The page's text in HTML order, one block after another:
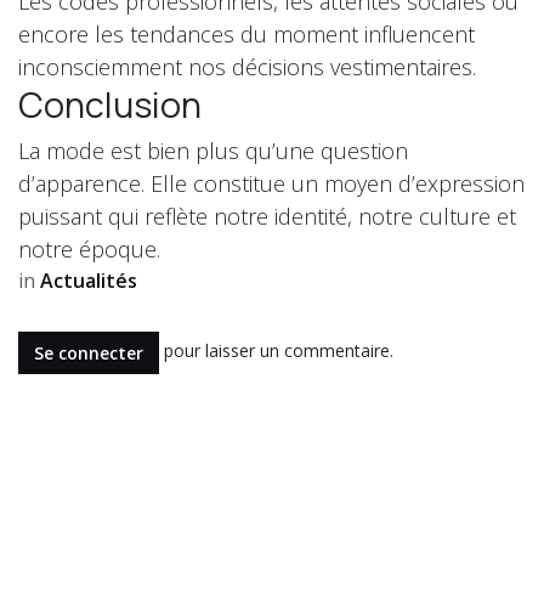
encore les tendances du moment influencent
inconsciemment nos décisions vestimentaires.
Conclusion
La mode est bien plus qu’une question
d’apparence. Elle constitue un moyen d’expression
puissant qui reflète notre identité, notre culture et
notre époque.
in Actualités
Se connecter pour laisser un commentaire.